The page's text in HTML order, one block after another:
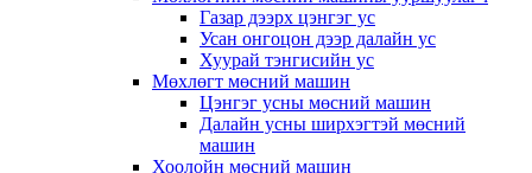
Газар дээрх цэнгэг ус
Усан онгоцон дээр далайн ус
Хуурай тэнгисийн ус
Мөхлөгт мөсний машин
Цэнгэг усны мөсний машин
Далайн усны ширхэгтэй мөсний
машин
Хоолойн мөсний машин